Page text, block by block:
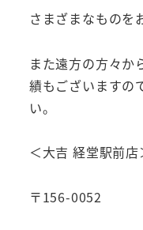
さまざまなものを
また遠方の方々か
績もございますの
い。
＜大吉 経堂駅前店
〒156-0052